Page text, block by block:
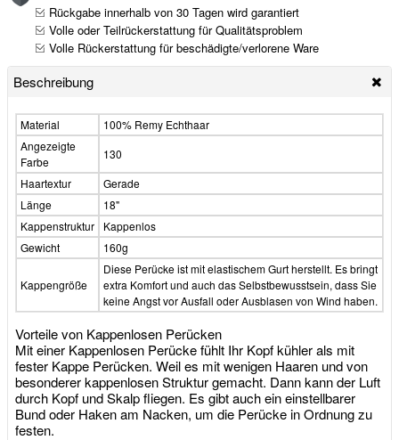
Rückgabe innerhalb von 30 Tagen wird garantiert
Volle oder Teilrückerstattung für Qualitätsproblem
Volle Rückerstattung für beschädigte/verlorene Ware
Beschreibung
Material
100% Remy Echthaar
Angezeigte
Farbe
130
Haartextur
Gerade
Länge
18"
Kappenstruktur
Kappenlos
Gewicht
160g
Kappengröße
Diese Perücke ist mit elastischem Gurt herstellt. Es bringt
extra Komfort und auch das Selbstbewusstsein, dass Sie
keine Angst vor Ausfall oder Ausblasen von Wind haben.
Vorteile von Kappenlosen Perücken
Mit einer Kappenlosen Perücke fühlt Ihr Kopf kühler als mit
fester Kappe Perücken. Weil es mit wenigen Haaren und von
besonderer kappenlosen Struktur gemacht. Dann kann der Luft
durch Kopf und Skalp fliegen. Es gibt auch ein einstellbarer
Bund oder Haken am Nacken, um die Perücke in Ordnung zu
festen.